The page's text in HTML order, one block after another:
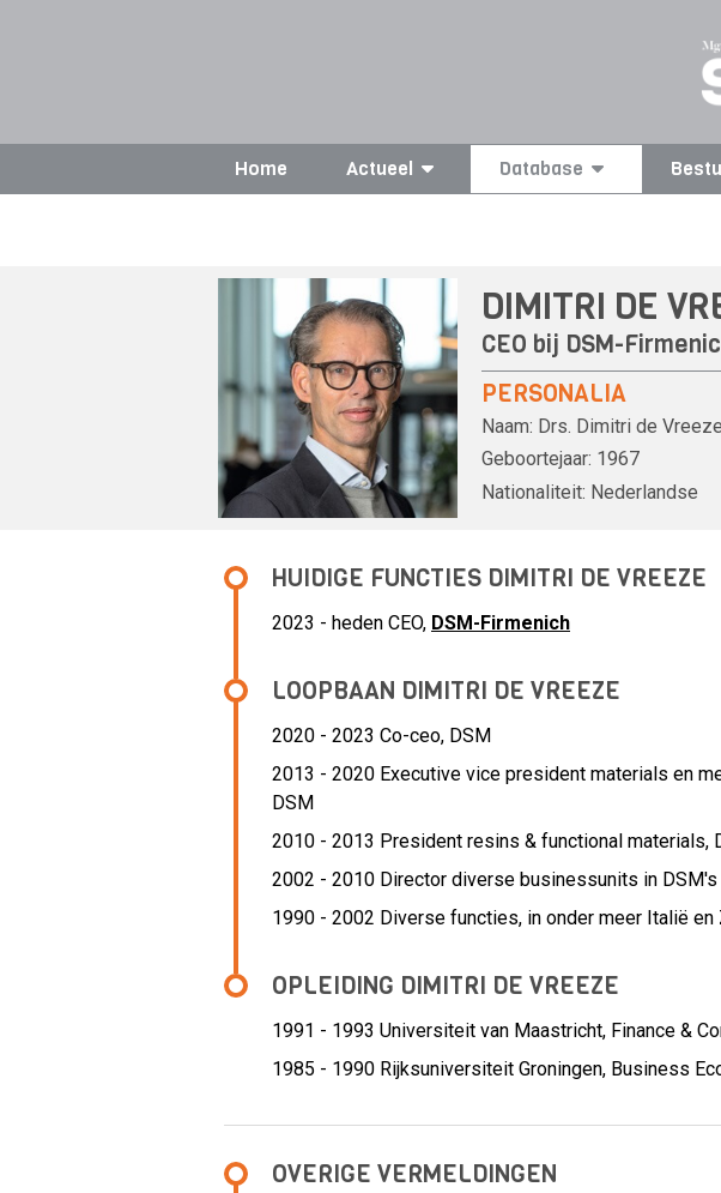
Home Actueel Database
DIMITRI DE
CEO bij DSM-
PERSONALIA
Naam: Drs. Dimitri de Vreeze
Geboortejaar: 1967
Nationaliteit: Nederlandse
HUIDIGE FUNCTIES DIMITRI DE VREEZE
2023 - heden CEO, DSM-Firmenich
LOOPBAAN DIMITRI DE VREEZE
2020 - 2023 Co-ceo, DSM
2013 - 2020 Executive vice president materials en
DSM
2010 - 2013 President resins & functional materials,
2002 - 2010 Director diverse businessunits in
1990 - 2002 Diverse functies, in onder meer Italië en
OPLEIDING DIMITRI DE VREEZE
1991 - 1993 Universiteit van Maastricht, Finance &
1985 - 1990 Rijksuniversiteit Groningen, Business
OVERIGE VERMELDINGEN